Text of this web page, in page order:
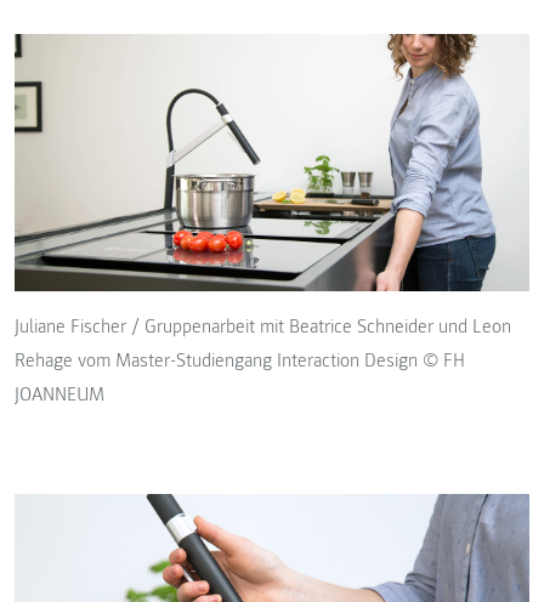
Juliane Fischer / Gruppenarbeit mit Beatrice Schneider und Leon
Rehage vom Master-Studiengang Interaction Design © FH
JOANNEUM